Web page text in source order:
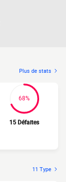
Plus de stats
68%
15 Défaites
11 Type